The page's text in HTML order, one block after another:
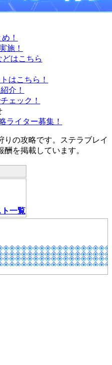
！
施！
はこちら
はこちら！
介！
ェック！
ライター募集！
りの攻略です。ステラブレイ
を掲載しています。
一覧